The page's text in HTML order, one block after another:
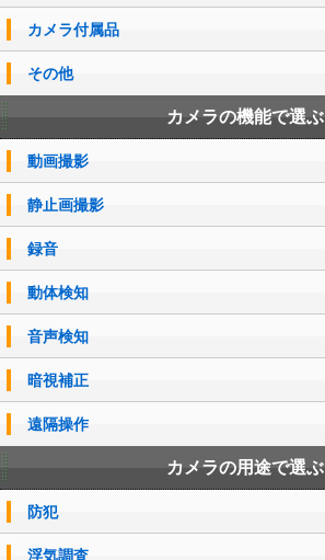
カメラ付属品
その他
カメラの機能で選ぶ
動画撮影
静止画撮影
録音
動体検知
音声検知
暗視補正
遠隔操作
カメラの用途で選ぶ
防犯
浮気調査